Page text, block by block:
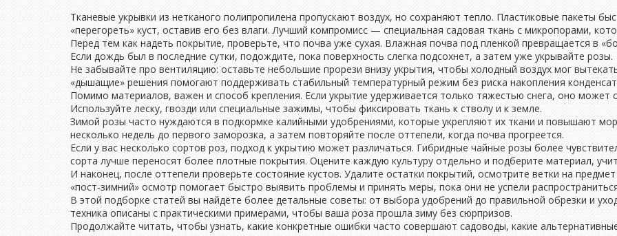
Тканевые укрывки из нетканого полипропилена пропускают воздух, но сохраняют тепло. Пластиковые пакеты
«перегореть» куст, оставив его без влаги. Лучший компромисс — специальная садовая ткань с микропорами,
Перед тем как надеть покрытие, проверьте, что почва уже сухая. Влажная почва под пленкой превращается в
Если дождь был в последние сутки, подождите, пока поверхность слегка подсохнет, а затем уже укрывайте розы.
Не забывайте про вентиляцию: оставьте небольшие прорези внизу укрытия, чтобы холодный воздух мог
«дышащие» решения помогают поддерживать стабильный температурный режим без риска накопления
Помимо материалов, важен и способ крепления. Если укрытие удерживается только тяжестью снега, оно может
Используйте леску, гвозди или специальные зажимы, чтобы фиксировать ткань к стволу и к земле.
Зимой розы часто нуждаются в подкормке калийными удобрениями, которые укрепляют их ткани и повышают
несколько недель до первого заморозка, а затем повторяйте после оттепели, когда почва прогреется.
Если у вас несколько сортов роз, подход к укрытию может различаться. Гибридные чайные розы более
сорта лучше переносят более плотные покрытия. Оцените каждую культуру отдельно и подберите материал,
И наконец, после оттепели проверьте состояние кустов. Удалите остатки покрытий, осмотрите ветки на
«пост‑зимний» осмотр помогает быстро выявить проблемы и принять меры, пока они не успели
В этой подборке статей вы найдёте более детальные советы: от выбора удобрений до правильной обрезки и
техника описаны с практическими примерами, чтобы ваша роза прошла зиму без сюрпризов.
Продолжайте читать, чтобы узнать, какие конкретные ошибки часто совершают садоводы, какие